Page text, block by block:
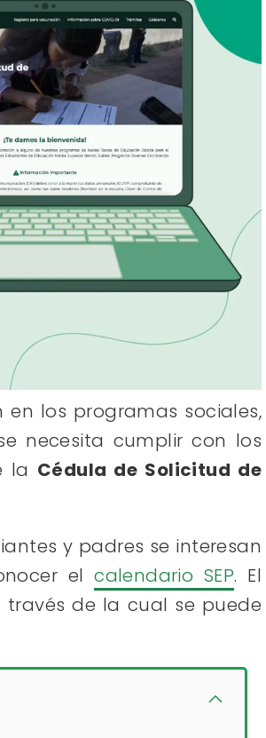
los programas sociales,
necesita cumplir con los
la Cédula de Solicitud de
y padres se interesan
elcalendario SEP. El
de la cual se puede